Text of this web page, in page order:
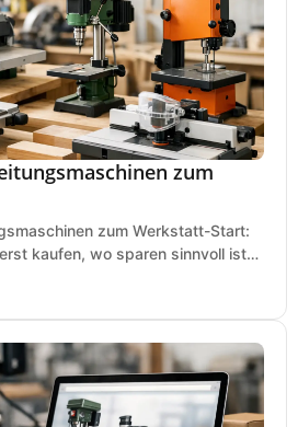
zum
zum Werkstatt-Start:
kaufen, wo sparen sinnvoll ist